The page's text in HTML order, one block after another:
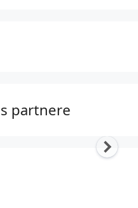
partnere